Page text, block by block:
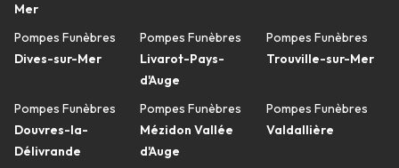
Mer
Pompes Funèbres
Dives-sur-Mer
Pompes Funèbres
Douvres-la-
Délivrande
Pompes Funèbres
Livarot-Pays-
d'Auge
Pompes Funèbres
Mézidon Vallée
d'Auge
Pompes Funèbres
Trouville-sur-Mer
Pompes Funèbres
Valdallière